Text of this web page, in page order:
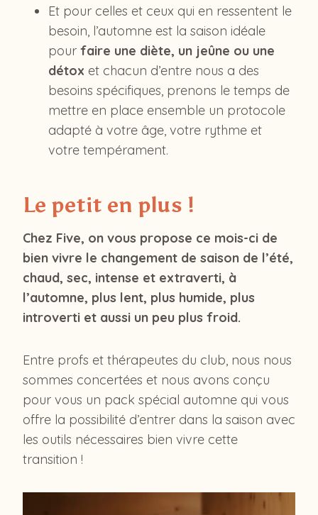
Et pour celles et ceux qui en ressentent le
besoin, l’automne est la saison idéale
pour faire une diète, un jeûne ou une
détox et chacun d’entre nous a des
besoins spécifiques, prenons le temps de
mettre en place ensemble un protocole
adapté à votre âge, votre rythme et
votre tempérament.
Le petit en plus !
Chez Five, on vous propose ce mois-ci de
bien vivre le changement de saison de l’été,
chaud, sec, intense et extraverti, à
l’automne, plus lent, plus humide, plus
introverti et aussi un peu plus froid.
Entre profs et thérapeutes du club, nous nous
sommes concertées et nous avons conçu
pour vous un pack spécial automne qui vous
offre la possibilité d’entrer dans la saison avec
les outils nécessaires bien vivre cette
transition !